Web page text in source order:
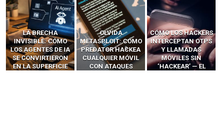
LA BRECHA
INVISIBLE: CÓMO
LOS AGENTES DE IA
SE CONVIRTIERON
EN LA SUPERFICIE
OLVIDA
METASPLOIT: CÓMO
PREDATOR HACKEA
CUALQUIER MÓVIL
CON ATAQUES
CÓMO LOS HACKERS
INTERCEPTAN OTPS
Y LLAMADAS
MÓVILES SIN
‘HACKEAR’ — EL